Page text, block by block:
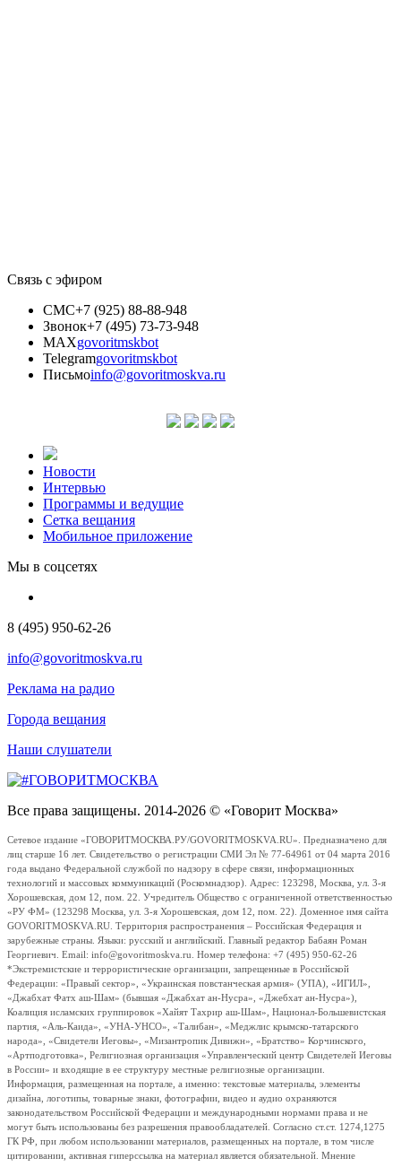
Связь с эфиром
СМС+7 (925) 88-88-948
Звонок+7 (495) 73-73-948
MAXgovoritmskbot
Telegramgovoritmskbot
Письмоinfo@govoritmoskva.ru
Новости
Интервью
Программы и ведущие
Сетка вещания
Мобильное приложение
Мы в соцсетях
8 (495) 950-62-26
info@govoritmoskva.ru
Реклама на радио
Города вещания
Наши слушатели
Все права защищены. 2014-2026 © «Говорит Москва»
Сетевое издание «ГОВОРИТМОСКВА.РУ/GOVORITMOSKVA.RU». Предназначено для
лиц старше 16 лет. Свидетельство о регистрации СМИ Эл № 77-64961 от 04 марта 2016
года выдано Федеральной службой по надзору в сфере связи, информационных
технологий и массовых коммуникаций (Роскомнадзор). Адрес: 123298, Москва, ул. 3-я
Хорошевская, дом 12, пом. 22. Учредитель Общество с ограниченной ответственностью
«РУ ФМ» (123298 Москва, ул. 3-я Хорошевская, дом 12, пом. 22). Доменное имя сайта
GOVORITMOSKVA.RU. Территория распространения – Российская Федерация и
зарубежные страны. Языки: русский и английский. Главный редактор Бабаян Роман
Георгиевич. Email: info@govoritmoskva.ru. Номер телефона: +7 (495) 950-62-26
*Экстремистские и террористические организации, запрещенные в Российской
Федерации: «Правый сектор», «Украинская повстанческая армия» (УПА), «ИГИЛ»,
«Джабхат Фатх аш-Шам» (бывшая «Джабхат ан-Нусра», «Джебхат ан-Нусра»),
Коалиция исламских группировок «Хайят Тахрир аш-Шам», Национал-Большевистская
партия, «Аль-Каида», «УНА-УНСО», «Талибан», «Меджлис крымско-татарского
народа», «Свидетели Иеговы», «Мизантропик Дивижн», «Братство» Корчинского,
«Артподготовка», Религиозная организация «Управленческий центр Свидетелей Иеговы
в России» и входящие в ее структуру местные религиозные организации.
Информация, размещенная на портале, а именно: текстовые материалы, элементы
дизайна, логотипы, товарные знаки, фотографии, видео и аудио охраняются
законодательством Российской Федерации и международными нормами права и не
могут быть использованы без разрешения правообладателей. Согласно ст.ст. 1274,1275
ГК РФ, при любом использовании материалов, размещенных на портале, в том числе
цитировании, активная гиперссылка на материал является обязательной. Мнение